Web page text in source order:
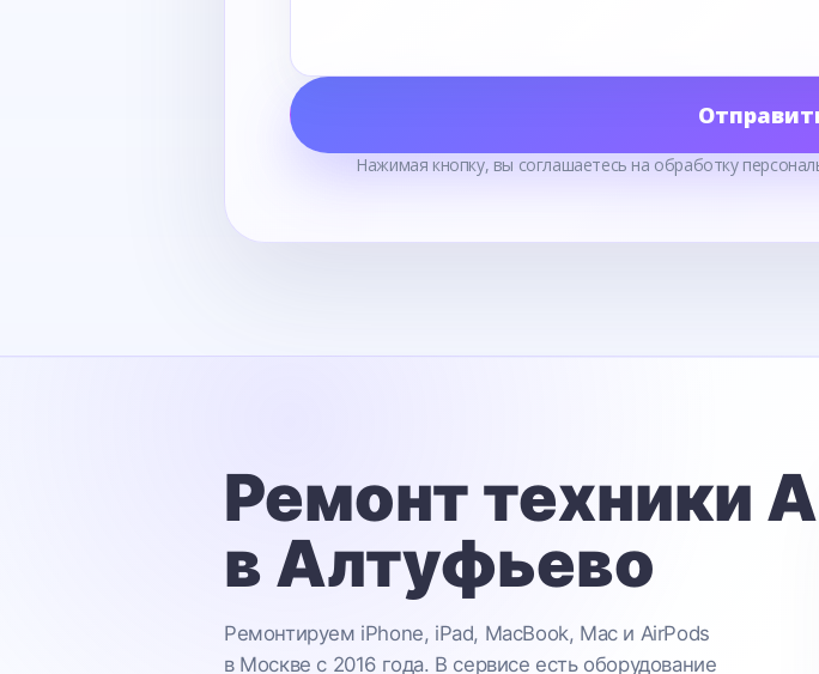
Нажимая кнопку, вы соглашаетесь на обработку
Ремонт техники
в Алтуфьево
Ремонтируем iPhone, iPad, MacBook, Mac и AirPods
в Москве с 2016 года. В сервисе есть оборудование